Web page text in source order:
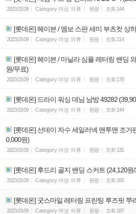
2023.03.09 Category 여성 의류 원팡 조회 144
[롯데온] 헤이븐 / 엠보 스판 세미 부츠컷 상
2023.03.09 Category 여성 의류 원팡 조회 214
[롯데온] 헤이븐 / 마닐라 심플 레터링 밴딩
원/무료)
2023.03.09 Category 여성 의류 원팡 조회 178
[롯데온] 드라이 워싱 데님 남방 49282
2023.03.09 Category 여성 의류 원팡 조회 144
[롯데온] 선데이 자수 세일러넥 맨투맨 조거
0,000원)
2023.03.09 Category 여성 의류 원팡 조회 131
[롯데온] 후드리 골지 밴딩 스커트 (24,120원
2023.03.09 Category 여성 의류 원팡 조회 160
[롯데온] 굿스마일 레터링 프린팅 루즈핏 쭈
2023.03.09 Category 여성 의류 원팡 조회 187